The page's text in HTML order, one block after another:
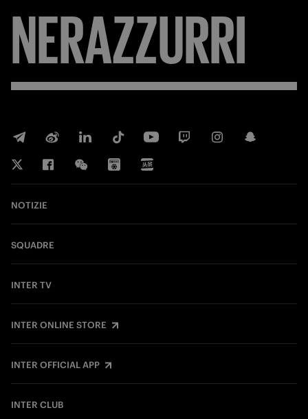
NERAZZURRI
NOTIZIE
SQUADRE
INTER TV
INTER ONLINE STORE
INTER OFFICIAL APP
INTER CLUB